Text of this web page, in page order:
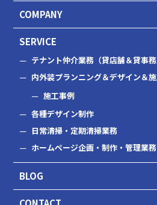
COMPANY
SERVICE
テナント仲介業務（貸店舗＆貸事務
内外装プランニング＆デザイン＆
施工事例
各種デザイン制作
日常清掃・定期清掃業務
ホームページ企画・制作・管理業務
BLOG